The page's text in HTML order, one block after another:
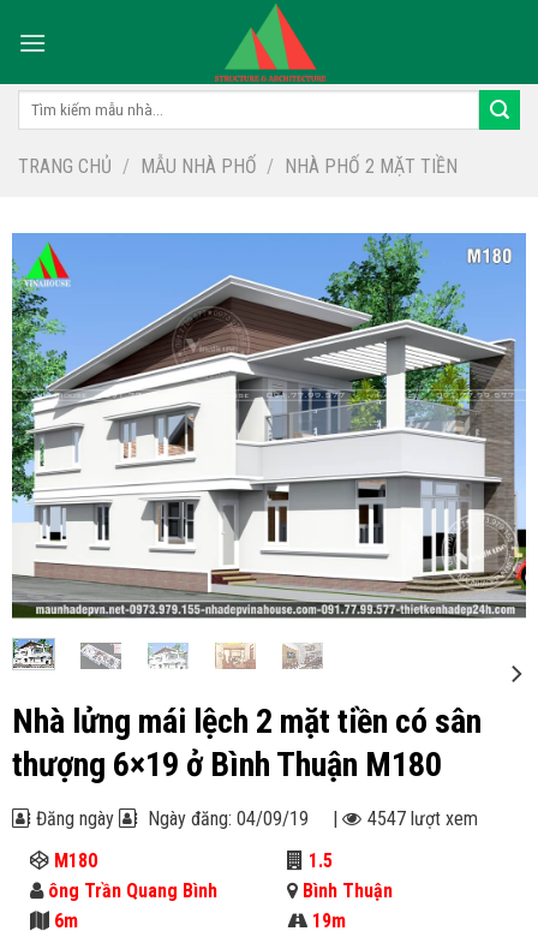
Tìm
TRANG CHỦ / MẪU NHÀ PHỐ / NHÀ PHỐ 2 MẶT TIỀN
Nhà lửng mái lệch 2 mặt tiền có sân
thượng 6×19 ở Bình Thuận M180
Đăng ngày Ngày đăng: 04/09/19 |
4547 lượt xem
M180
1.5
ông Trần Quang Bình
Bình Thuận
6m
19m